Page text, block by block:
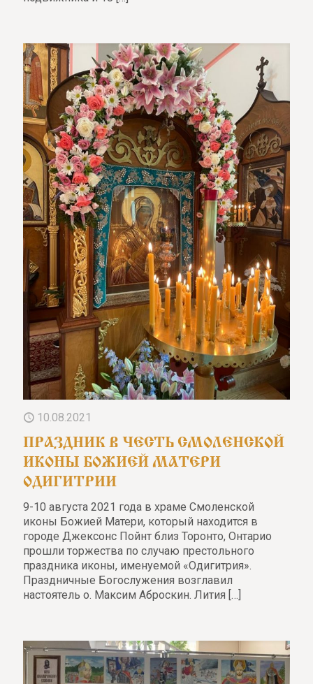
10.08.2021
ПРАЗДНИК В ЧЕСТЬ СМОЛЕНСКОЙ
ИКОНЫ БОЖИЕЙ МАТЕРИ
ОДИГИТРИИ
9-10 августа 2021 года в храме Смоленской
иконы Божией Матери, который находится в
городе Джексонс Пойнт близ Торонто, Онтарио
прошли торжества по случаю престольного
праздника иконы, именуемой «Одигитрия».
Праздничные Богослужения возглавил
настоятель о. Максим Аброскин. Лития […]